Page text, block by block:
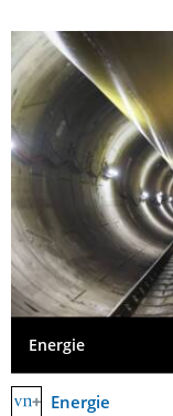
Energie
Energie